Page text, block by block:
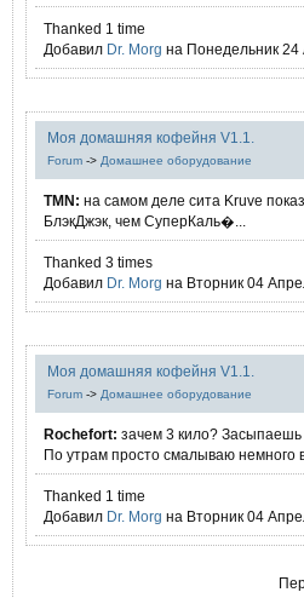
Thanked 1 time
Добавил Dr. Morg на Понедельник 24
Моя домашняя кофейня V1.1.
Forum -> Домашнее оборудование
TMN: на самом деле сита Kruve
БлэкДжэк, чем СуперКаль�...
Thanked 3 times
Добавил Dr. Morg на Вторник 04
Моя домашняя кофейня V1.1.
Forum -> Домашнее оборудование
Rochefort: зачем 3 кило? Засыпаешь
По утрам просто смалываю немного
Thanked 1 time
Добавил Dr. Morg на Вторник 04